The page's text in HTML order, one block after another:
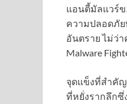
แอนตี้มัลแวร์ข
ความปลอดภั
อันตราย ไม่ว่
Malware
จุดแข็งที่สำคัญ
ที่หยั่งรากลึกซึ่